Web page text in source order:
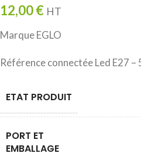
12,00€ HT
Marque EGLO
Référence connectée Led E27 –
ETAT PRODUIT
PORT ET
EMBALLAGE